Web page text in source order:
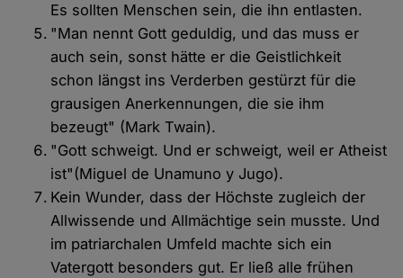
Es sollten Menschen sein, die ihn entlasten.
"Man nennt Gott geduldig, und das muss er
auch sein, sonst hätte er die Geistlichkeit
schon längst ins Verderben gestürzt für die
grausigen Anerkennungen, die sie ihm
bezeugt" (Mark Twain).
"Gott schweigt. Und er schweigt, weil er Atheist
ist"(Miguel de Unamuno y Jugo).
Kein Wunder, dass der Höchste zugleich der
Allwissende und Allmächtige sein musste. Und
im patriarchalen Umfeld machte sich ein
Vatergott besonders gut. Er ließ alle frühen